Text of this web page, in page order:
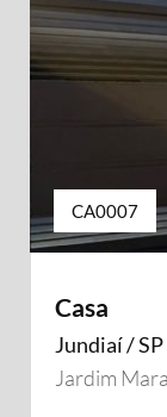
CA0007
Casa
Jundiaí / SP
Jardim